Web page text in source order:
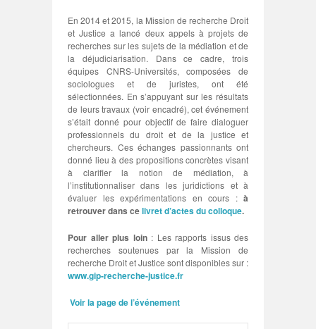
En 2014 et 2015, la Mission de recherche Droit
et Justice a lancé deux appels à projets de
recherches sur les sujets de la médiation et de
la déjudiciarisation. Dans ce cadre, trois
équipes CNRS-Universités, composées de
sociologues et de juristes, ont été
sélectionnées. En s’appuyant sur les résultats
de leurs travaux (voir encadré), cet événement
s’était donné pour objectif de faire dialoguer
professionnels du droit et de la justice et
chercheurs. Ces échanges passionnants ont
donné lieu à des propositions concrètes visant
à clarifier la notion de médiation, à
l’institutionnaliser dans les juridictions et à
évaluer les expérimentations en cours : à
retrouver dans celivret d’actes du colloque.
Pour aller plus loin: Les rapports issus des
recherches soutenues par la Mission de
recherche Droit et Justice sont disponibles sur :
www.gip-recherche-justice.fr
Voir la page de l’événement